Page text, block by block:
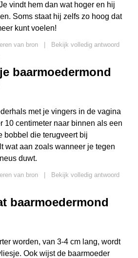
vindt hem dan wat hoger en hij
Soms staat hij zelfs zo hoog dat
kunt voelen!
van bron
Bekijk volledig antwoord
baarmoedermond
met je vingers in de vagina
10 centimeter naar binnen als een
bobbel die terugveert bij
wat aan zoals wanneer je tegen
duwt.
van bron
Bekijk volledig antwoord
baarmoedermond
worden, van 3-4 cm lang, wordt
Ook wijst de baarmoeder